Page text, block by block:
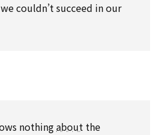
couldn’t succeed in our
nothingabout the